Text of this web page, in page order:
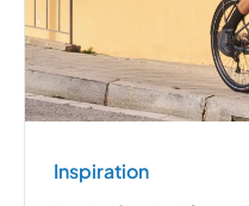
Inspiration